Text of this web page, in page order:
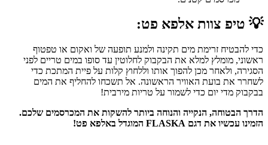
💡 טיפ צוות אלפא פט:
כדי להבטיח זרימת מים תקינה ולמנע תופעה של ואקום או טפטוף
ראשוני, מומלץ למלא את הבקבוק לחלוטין עד סופו במים טריים לפני
הסגירה, ולאחר מכן להפוך אותו וללחוץ קלות על פיית המתכת כדי
לשחרר את בועת האוויר הראשונה. אל תשכחו להחליף את המים
בבקבוק מדי יום כדי לשמור על טריות מירבית!
הדרך הבטוחה, הנקייה והנוחה ביותר להשקות את המכרסמים שלכם.
הזמינו עכשיו את דגם FLASKA המוגדל באלפא פט!